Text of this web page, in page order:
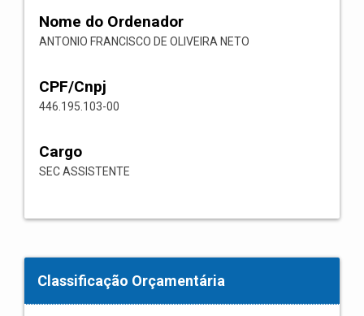
Nome do Ordenador
ANTONIO FRANCISCO DE OLIVEIRA NETO
CPF/Cnpj
446.195.103-00
Cargo
SEC ASSISTENTE
Classificação Orçamentária